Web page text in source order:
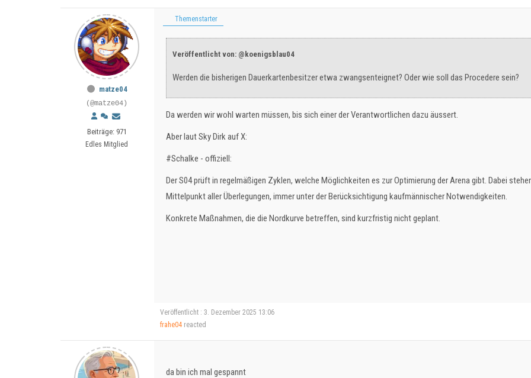
matze04
(@matze04)
Beiträge: 971
Edles Mitglied
Themenstarter
Veröffentlicht von: @koenigsblau04
Werden die bisherigen Dauerkartenbesitzer etwa zwangsenteignet? Oder wie soll das Procedere sein?
Da werden wir wohl warten müssen, bis sich einer der Verantwortlichen dazu äussert.
Aber laut Sky Dirk auf X:
#Schalke - offiziell:
Der S04 prüft in regelmäßigen Zyklen, welche Möglichkeiten es zur Optimierung der Arena gibt. Dabei
Mittelpunkt aller Überlegungen, immer unter der Berücksichtigung kaufmännischer Notwendigkeiten.
Konkrete Maßnahmen, die die Nordkurve betreffen, sind kurzfristig nicht geplant.
Veröffentlicht : 3. Dezember 2025 13:06
frahe04 reacted
da bin ich mal gespannt